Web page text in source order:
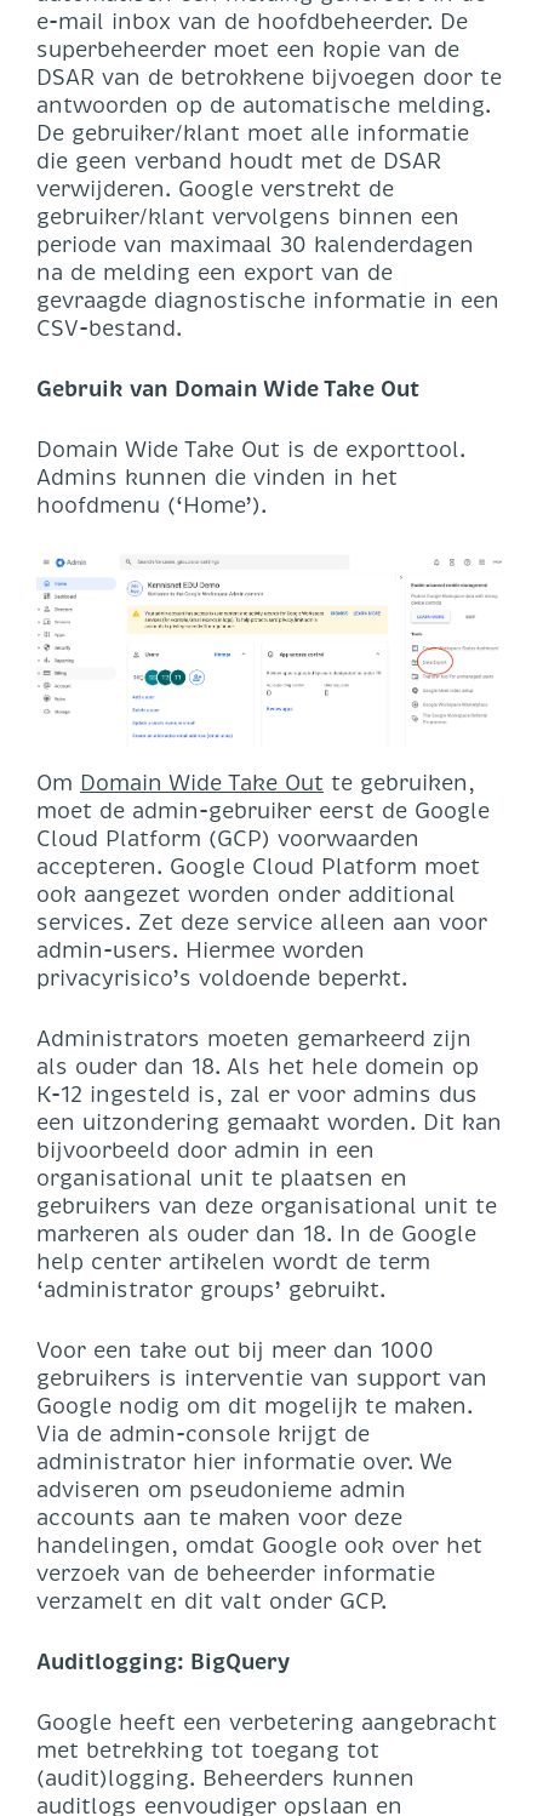
e-mail inbox van de hoofdbeheerder. De
superbeheerder moet een kopie van de
DSAR van de betrokkene bijvoegen door te
antwoorden op de automatische melding.
De gebruiker/klant moet alle informatie
die geen verband houdt met de DSAR
verwijderen. Google verstrekt de
gebruiker/klant vervolgens binnen een
periode van maximaal 30 kalenderdagen
na de melding een export van de
gevraagde diagnostische informatie in een
CSV-bestand.
Gebruik van Domain Wide Take Out
Domain Wide Take Out is de exporttool.
Admins kunnen die vinden in het
hoofdmenu (‘Home’).
Om Domain Wide Take Out te gebruiken,
moet de admin-gebruiker eerst de Google
Cloud Platform (GCP) voorwaarden
accepteren. Google Cloud Platform moet
ook aangezet worden onder additional
services. Zet deze service alleen aan voor
admin-users. Hiermee worden
privacyrisico’s voldoende beperkt.
Administrators moeten gemarkeerd zijn
als ouder dan 18. Als het hele domein op
K-12 ingesteld is, zal er voor admins dus
een uitzondering gemaakt worden. Dit kan
bijvoorbeeld door admin in een
organisational unit te plaatsen en
gebruikers van deze organisational unit te
markeren als ouder dan 18. In de Google
help center artikelen wordt de term
‘administrator groups’ gebruikt.
Voor een take out bij meer dan 1000
gebruikers is interventie van support van
Google nodig om dit mogelijk te maken.
Via de admin-console krijgt de
administrator hier informatie over. We
adviseren om pseudonieme admin
accounts aan te maken voor deze
handelingen, omdat Google ook over het
verzoek van de beheerder informatie
verzamelt en dit valt onder GCP.
Auditlogging: BigQuery
Google heeft een verbetering aangebracht
met betrekking tot toegang tot
(audit)logging. Beheerders kunnen
auditlogs eenvoudiger opslaan en